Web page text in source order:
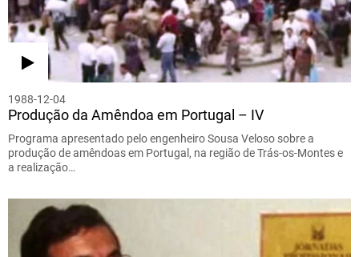
1988-12-04
Produção da Amêndoa em Portugal – IV
Programa apresentado pelo engenheiro Sousa Veloso sobre a
produção de amêndoas em Portugal, na região de Trás-os-Montes e
a realização…